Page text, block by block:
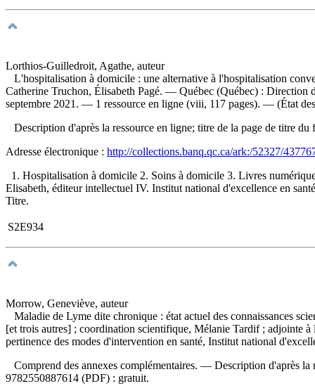
Lorthios-Guilledroit, Agathe, auteur
L'hospitalisation à domicile : une alternative à l'hospitalisation
Catherine Truchon, Élisabeth Pagé. — Québec (Québec) : Direction
septembre 2021. — 1 ressource en ligne (viii, 117 pages). — (État
Description d'après la ressource en ligne; titre de la page de titre
Adresse électronique : http://collections.banq.qc.ca/ark:/52327/
1. Hospitalisation à domicile 2. Soins à domicile 3. Livres
Elisabeth, éditeur intellectuel IV. Institut national d'excellence en
Titre.
S2E934
Morrow, Geneviève, auteur
Maladie de Lyme dite chronique : état actuel des connaissances
[et trois autres] ; coordination scientifique, Mélanie Tardif ; adjointe
pertinence des modes d'intervention en santé, Institut national
Comprend des annexes complémentaires. — Description d'après
9782550887614 (PDF) : gratuit.